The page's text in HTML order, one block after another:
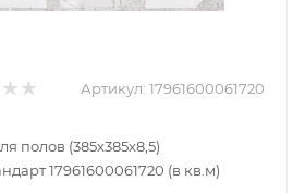
Артикул: 17961600061720
полов (385х385х8,5)
17961600061720 (в кв.м)